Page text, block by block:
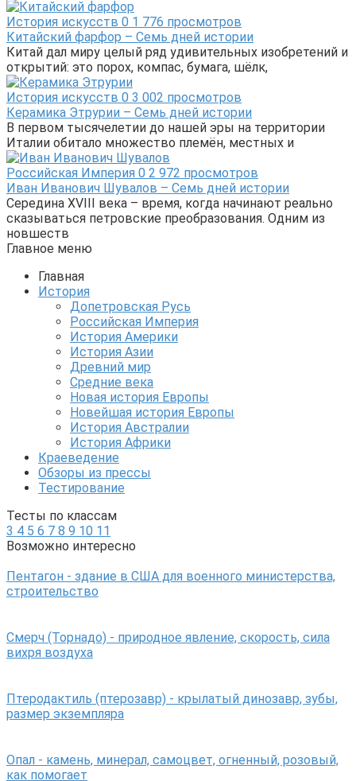
История искусств 0 1 776 просмотров
Китайский фарфор – Семь дней истории
Китай дал миру целый ряд удивительных изобретений и
открытий: это порох, компас, бумага, шёлк,
История искусств 0 3 002 просмотров
Керамика Этрурии – Семь дней истории
В первом тысячелетии до нашей эры на территории
Италии обитало множество племён, местных и
Российская Империя 0 2 972 просмотров
Иван Иванович Шувалов – Семь дней истории
Середина XVIII века – время, когда начинают реально
сказываться петровские преобразования. Одним из
новшеств
Главное меню
Главная
История
Допетровская Русь
Российская Империя
История Америки
История Азии
Древний мир
Средние века
Новая история Европы
Новейшая история Европы
История Австралии
История Африки
Краеведение
Обзоры из прессы
Тестирование
Тесты по классам
3 4 5 6 7 8 9 10 11
Возможно интересно
Пентагон - здание в США для военного министерства,
строительство
Смерч (Торнадо) - природное явление, скорость, сила
вихря воздуха
Птеродактиль (птерозавр) - крылатый динозавр, зубы,
размер экземпляра
Опал - камень, минерал, самоцвет, огненный, розовый,
как помогает